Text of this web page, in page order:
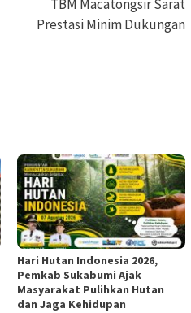
TBM Macatongsir Sarat
Prestasi Minim Dukungan
Hari Hutan Indonesia 2026,
Pemkab Sukabumi Ajak
Masyarakat Pulihkan Hutan
dan Jaga Kehidupan